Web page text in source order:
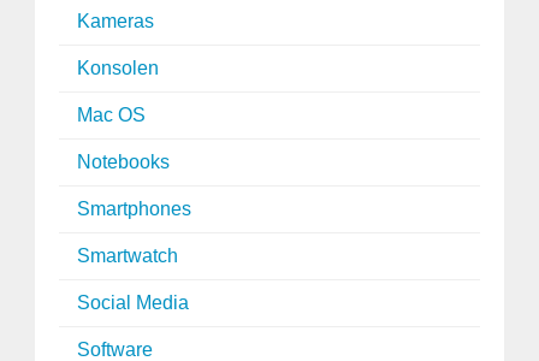
Kameras
Konsolen
Mac OS
Notebooks
Smartphones
Smartwatch
Social Media
Software